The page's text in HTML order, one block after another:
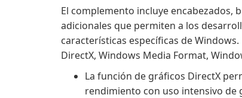
El complemento incluye encabezados,
adicionales que permiten a los
características específicas de
DirectX, Windows Media Format,
La función de gráficos DirectX
rendimiento con uso intensivo